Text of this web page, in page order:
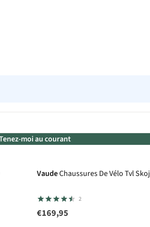
moi au courant
VaudeChaussures De Vélo Tvl Skoj
2
€169,95